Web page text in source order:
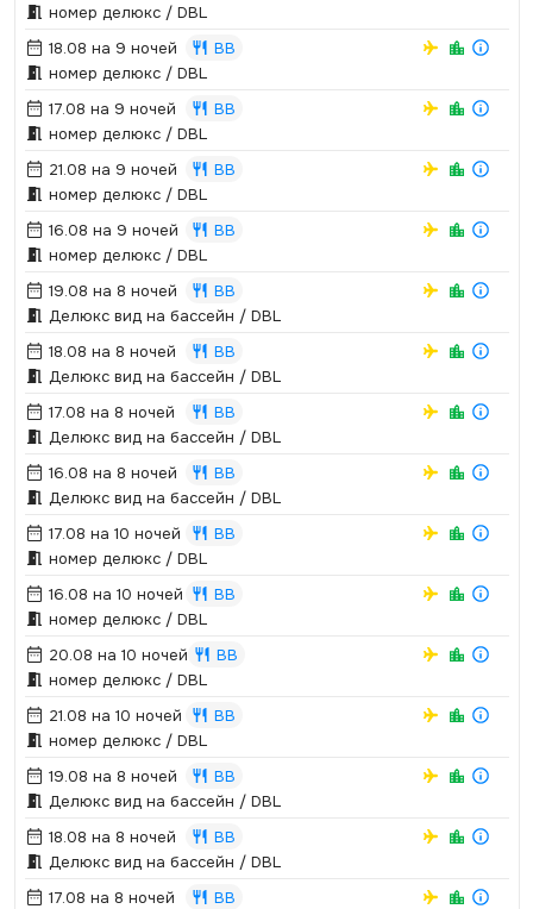
номер делюкс / DBL
18.08 на 9 ночей
BB
номер делюкс / DBL
17.08 на 9 ночей
BB
номер делюкс / DBL
21.08 на 9 ночей
BB
номер делюкс / DBL
16.08 на 9 ночей
BB
номер делюкс / DBL
19.08 на 8 ночей
BB
Делюкс вид на бассейн / DBL
18.08 на 8 ночей
BB
Делюкс вид на бассейн / DBL
17.08 на 8 ночей
BB
Делюкс вид на бассейн / DBL
16.08 на 8 ночей
BB
Делюкс вид на бассейн / DBL
17.08 на 10 ночей
BB
номер делюкс / DBL
16.08 на 10 ночей
BB
номер делюкс / DBL
20.08 на 10 ночей
BB
номер делюкс / DBL
21.08 на 10 ночей
BB
номер делюкс / DBL
19.08 на 8 ночей
BB
Делюкс вид на бассейн / DBL
18.08 на 8 ночей
BB
Делюкс вид на бассейн / DBL
17.08 на 8 ночей
BB